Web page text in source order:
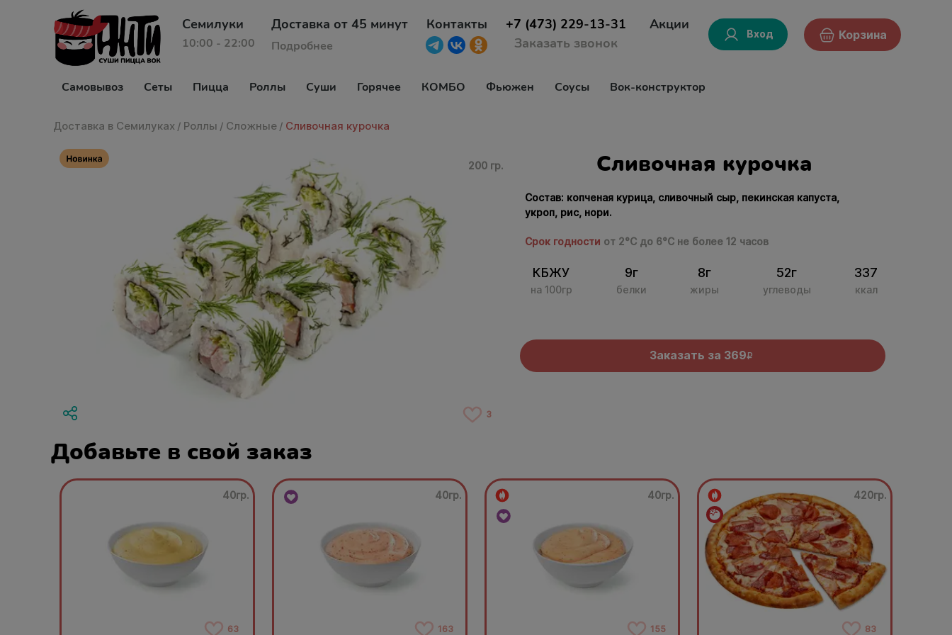
Семилуки
10:00 - 22:00
Доставка от 45 минут
Подробнее
Контакты
+7 (473) 229-13-31
Заказать звонок
Акции
Вход Корзина
Самовывоз Сеты Пицца Роллы Суши Горячее КОМБО Фьюжен Соусы Вок-конструктор
Доставка в Семилуках / Роллы / Сложные / Сливочная курочка
200 гр.
3
Сливочная курочка
Состав: копченая курица, сливочный сыр, пекинская капуста,
укроп, рис, нори.
Срок годности от 2°С до 6°С не более 12 часов
КБЖУ
на 100гр
9г
белки
8г
жиры
52г
углеводы
337
ккал
Заказать за 369R
Добавьте в свой заказ
40гр.
63
40гр.
163
40гр.
155
420гр.
83